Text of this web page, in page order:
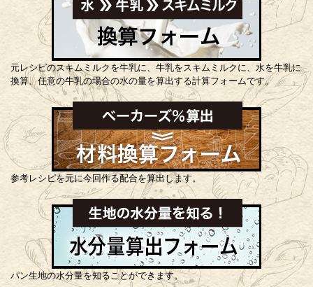
元レシピのスキムミルクを牛乳に、牛乳をスキムミルクに、水を牛乳に
換算、任意の牛乳の場合の水の量を算出する計算フォームです。
参考レシピを元に今回作る配合を算出します。
パン生地の水分量を知ることができます。